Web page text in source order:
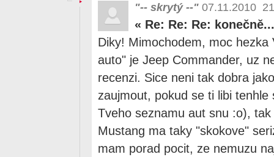
"-- skrytý --" 07.11.2010
« Re: Re: Re: konečně...
Diky! Mimochodem, moc hezka
auto" je Jeep Commander, uz
recenzi. Sice neni tak dobra
zaujmout, pokud se ti libi tenhle
Tveho seznamu aut snu :o),
Mustang ma taky "skokove"
mam porad pocit, ze nemuzu